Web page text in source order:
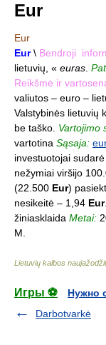
Eur
Eur
Eur\ Bendroji
lietuvių, « euras
Reikšmė ir
valiutos – euro –
Valstybinės lietuvių
be taško. Vartojimo
vartotina Sąsaja:
investuotojai
nežymiai viršijo
(22.500 Eur)
nesikeitė – 1,94 Eur.
žiniasklaida Metai:
M.
Lietuvių kalbos
Игры ⚽
Нужно
Darbotvarkė